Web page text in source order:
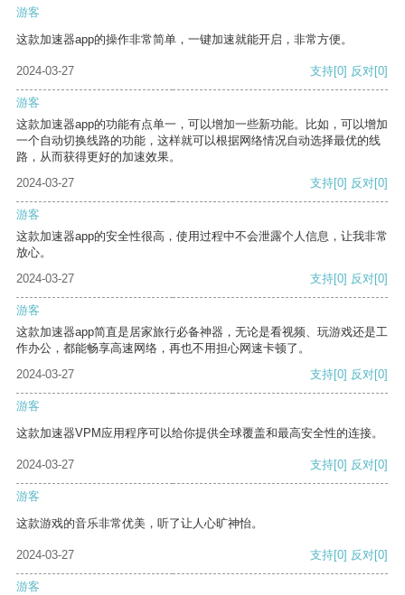
游客
这款加速器app的操作非常简单，一键加速就能开启，非常方便。
2024-03-27 支持[0] 反对[0]
游客
这款加速器app的功能有点单一，可以增加一些新功能。比如，可以增加
一个自动切换线路的功能，这样就可以根据网络情况自动选择最优的线
路，从而获得更好的加速效果。
2024-03-27
支持[0] 反对[0]
游客
这款加速器app的安全性很高，使用过程中不会泄露个人信息，让我非常
放心。
2024-03-27
支持[0] 反对[0]
游客
这款加速器app简直是居家旅行必备神器，无论是看视频、玩游戏还是工
作办公，都能畅享高速网络，再也不用担心网速卡顿了。
2024-03-27
支持[0] 反对[0]
游客
这款加速器VPM应用程序可以给你提供全球覆盖和最高安全性的连接。
2024-03-27 支持[0] 反对[0]
游客
这款游戏的音乐非常优美，听了让人心旷神怡。
2024-03-27 支持[0] 反对[0]
游客